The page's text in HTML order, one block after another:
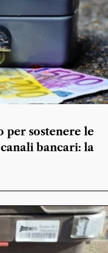
per sostenere le
bancari: la